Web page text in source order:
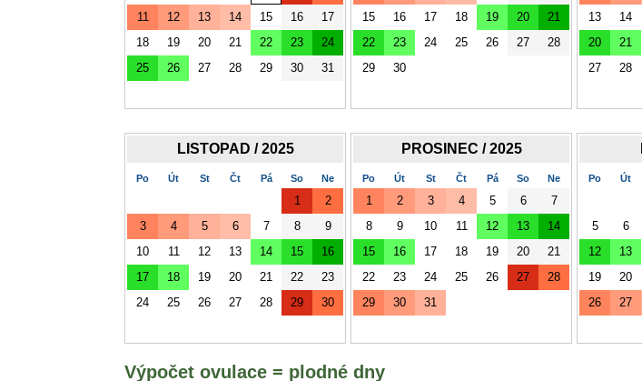
11
12 13 14 15 16
17
18
19 20 21 22 23
24
25
26 27 28 29 30 31
15
16 17 18 19 20
21
22
23 24 25 26 27
28
29
30
13
14
20
21
27
28
LISTOPAD / 2025
Po Út St Čt Pá So Ne
1
2
3
4 5 6 7 8
9
10
11 12 13 14 15
16
17
18 19 20 21 22
23
24
25 26 27 28 29 30
PROSINEC / 2025
Po Út St Čt Pá So Ne
1 2 3 4 5 6
7
8
9 10 11 12 13
14
15
16 17 18 19 20
21
22
23 24 25 26 27
28
29
30 31
Po Út
5
6
12
13
19
20
26
27
Výpočet ovulace = plodné dny